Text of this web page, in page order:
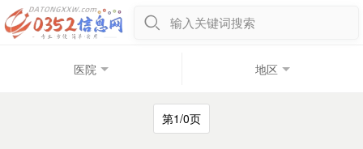
输入关键词搜索
医院 地区
第1/0页